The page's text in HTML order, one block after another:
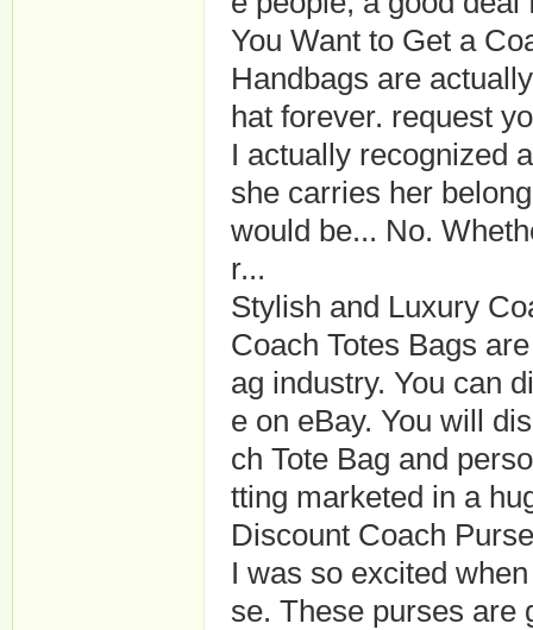
You Want to Get a
Handbags are
hat forever. request
I actually recognized
she carries her
would be... No.
r...
Stylish and Luxury
Coach Totes Bags
ag industry. You can
e on eBay. You will
ch Tote Bag and
tting marketed in a
Discount Coach
I was so excited
se. These purses are